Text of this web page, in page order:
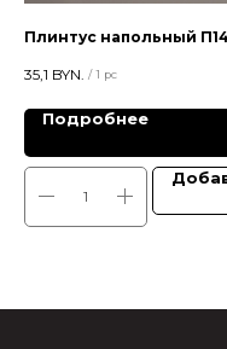
Плинтус напольный
35,1 BYN. / 1 pc
Подробнее